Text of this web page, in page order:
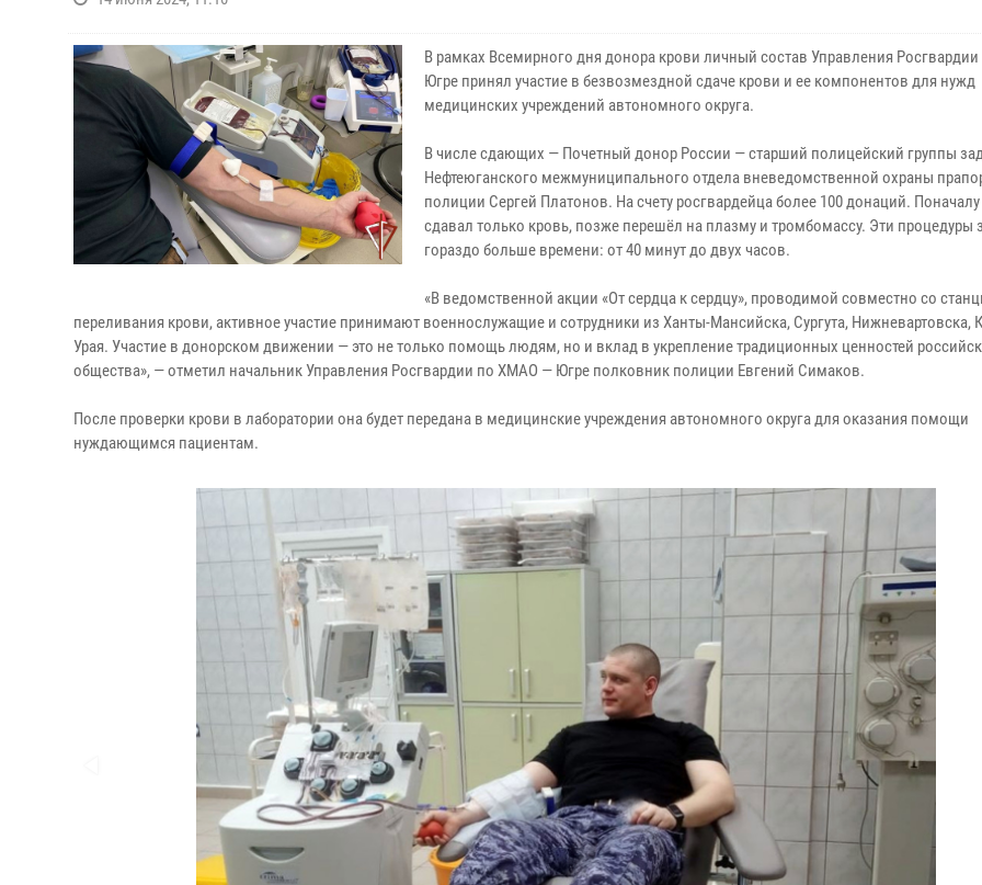
В рамках Всемирного дня донора крови личный состав Управления
Югре принял участие в безвозмездной сдаче крови и ее компонентов для нужд
медицинских учреждений автономного округа.
В числе сдающих — Почетный донор России — старший полицейский группы
Нефтеюганского межмуниципального отдела вневедомственной охраны
полиции Сергей Платонов. На счету росгвардейца более 100 донаций. Поначалу
сдавал только кровь, позже перешёл на плазму и тромбомассу. Эти процедуры
гораздо больше времени: от 40 минут до двух часов.
«В ведомственной акции «От сердца к сердцу», проводимой совместно со
переливания крови, активное участие принимают военнослужащие и сотрудники из Ханты-Мансийска, Сургута, Нижневартовска,
Урая. Участие в донорском движении — это не только помощь людям, но и вклад в укрепление традиционных ценностей
общества», — отметил начальник Управления Росгвардии по ХМАО — Югре полковник полиции Евгений Симаков.
После проверки крови в лаборатории она будет передана в медицинские учреждения автономного округа для оказания помощи
нуждающимся пациентам.